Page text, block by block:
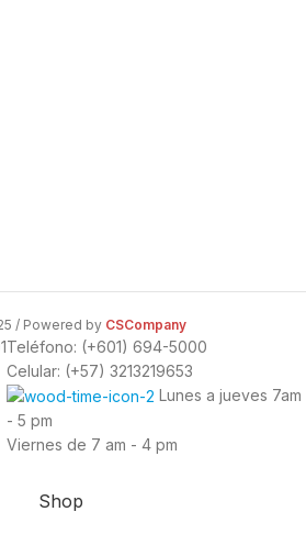
/ Powered by CSCompany
Teléfono: (+601) 694-5000
Celular: (+57) 3213219653
Lunes a jueves 7am
- 5 pm
Viernes de 7 am - 4 pm
Shop